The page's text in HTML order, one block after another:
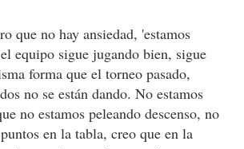
que no hay ansiedad, 'estamos
equipo sigue jugando bien, sigue
forma que el torneo pasado,
no se están dando. No estamos
no estamos peleando descenso, no
en la tabla, creo que en la